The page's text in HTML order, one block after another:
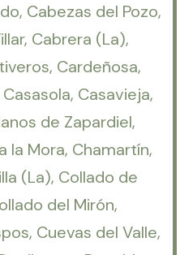
Cabezas del Pozo,
Cabrera (La),
Cardeñosa,
Casavieja,
de Zapardiel,
la Mora, Chamartín,
(La), Collado de
del Mirón,
Cuevas del Valle,